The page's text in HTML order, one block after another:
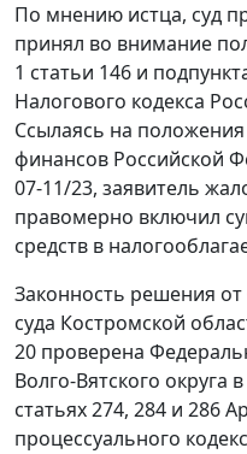
По мнению истца, суд
принял во внимание
1 статьи 146 и
Налогового кодекса
Ссылаясь на
финансов Российской
07-11/23, заявитель
правомерно включил
средств в
Законность решения
суда Костромской
20 проверена
Волго-Вятского округа
статьях 274, 284 и 286
процессуального